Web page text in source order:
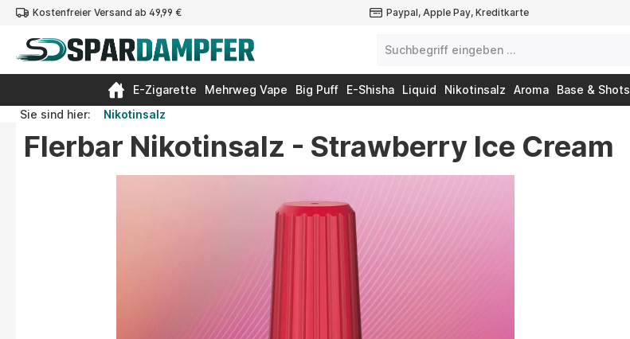
Zur Hauptnavigation springen
Kostenfreier Versand ab 49,99 € Paypal, Apple Pay, Kreditkarte
E-Zigarette Mehrweg Vape Big Puff E-Shisha Liquid Nikotinsalz Aroma Base & Shots
Sie sind hier:
Nikotinsalz
Flerbar Nikotinsalz - Strawberry Ice Cream